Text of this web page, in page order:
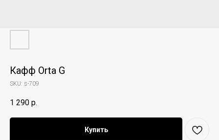
Кафф Orta G
SKU: s-709
1 290 р.
Купить